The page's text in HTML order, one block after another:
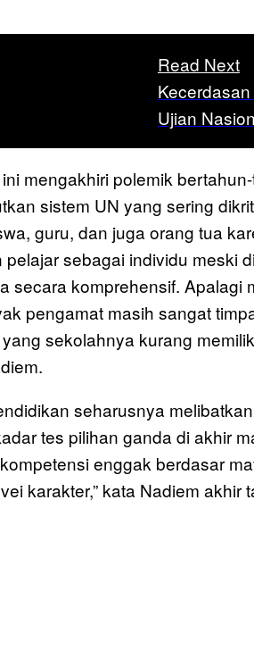
Read Next
Ujian
mengakhiri polemik
sistem UN yang sering
guru, dan juga orang tua
sebagai individu meski
secara komprehensif. Apalagi
pengamat masih sangat
sekolahnya kurang
seharusnya
tes pilihan ganda di akhir
enggak berdasar
karakter,” kata Nadiem akhir